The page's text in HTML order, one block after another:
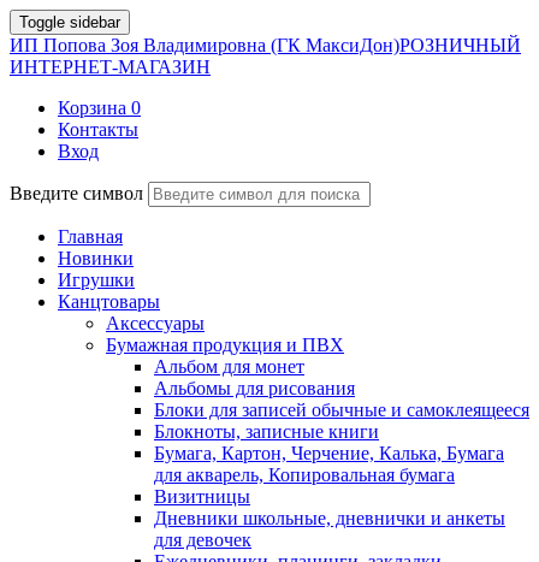
Toggle sidebar
ИП Попова Зоя Владимировна (ГК МаксиДон)РОЗНИЧНЫЙ
ИНТЕРНЕТ-МАГАЗИН
Корзина 0
Контакты
Вход
Введите символ
Главная
Новинки
Игрушки
Канцтовары
Аксессуары
Бумажная продукция и ПВХ
Альбом для монет
Альбомы для рисования
Блоки для записей обычные и самоклеящееся
Блокноты, записные книги
Бумага, Картон, Черчение, Калька, Бумага
для акварель, Копировальная бумага
Визитницы
Дневники школьные, дневнички и анкеты
для девочек